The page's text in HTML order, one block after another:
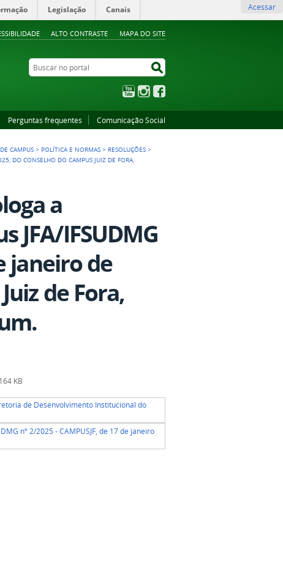
ALTO CONTRASTE MAPA DO SITE
Legislação Canais Acessar
Buscar no portal
YouTubeInstagram
Perguntas frequentes Comunicação Social
CAMPUS > POLÍTICA E NORMAS > RESOLUÇÕES >
DO CONSELHO DO CAMPUS JUIZ DE FORA,
a
JFA/IFSUDMG
janeiro de
de Fora,
KB
de Desenvolvimento Institucional do
nº 2/2025 - CAMPUSJF, de 17 de janeiro